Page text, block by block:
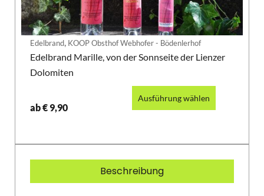
Edelbrand, KOOP Obsthof Webhofer - Bödenlerhof
Edelbrand Marille, von der Sonnseite der Lienzer
Dolomiten
ab€ 9,90
Ausführung wählen
Beschreibung